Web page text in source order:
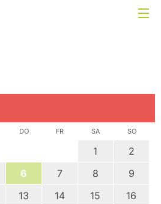
DO FR SA SO
1
2
6 7 8
9
13 14 15
16